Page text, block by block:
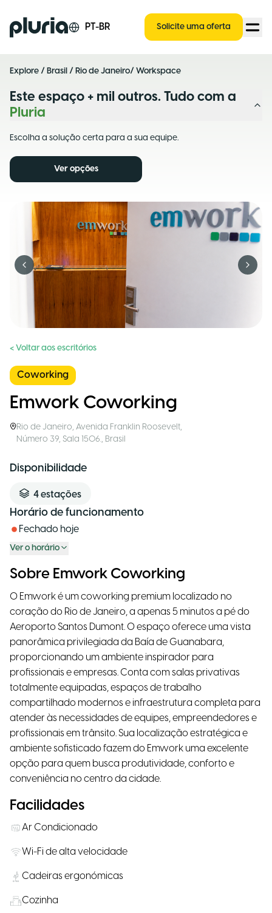
Logo Pluria PT-BR Solicite uma oferta
Explore / Brasil / Rio de Janeiro/ Workspace
Este espaço + mil outros. Tudo com a
Pluria
Escolha a solução certa para a sua equipe.
Ver opções
Previous slide Next
< Voltar aos escritórios
Coworking
Emwork Coworking
Rio de Janeiro, Avenida Franklin Roosevelt,
Número 39, Sala 1506., Brasil
Disponibilidade
4estações
Horário de funcionamento
Fechado hoje
Ver o horário
Sobre Emwork Coworking
O Emwork é um coworking premium localizado no
coração do Rio de Janeiro, a apenas 5 minutos a pé do
Aeroporto Santos Dumont. O espaço oferece uma vista
panorâmica privilegiada da Baía de Guanabara,
proporcionando um ambiente inspirador para
profissionais e empresas. Conta com salas privativas
totalmente equipadas, espaços de trabalho
compartilhado modernos e infraestrutura completa para
atender às necessidades de equipes, empreendedores e
profissionais em trânsito. Sua localização estratégica e
ambiente sofisticado fazem do Emwork uma excelente
opção para quem busca produtividade, conforto e
conveniência no centro da cidade.
Facilidades
Ar Condicionado
Wi-Fi de alta velocidade
Cadeiras ergonómicas
Cozinha